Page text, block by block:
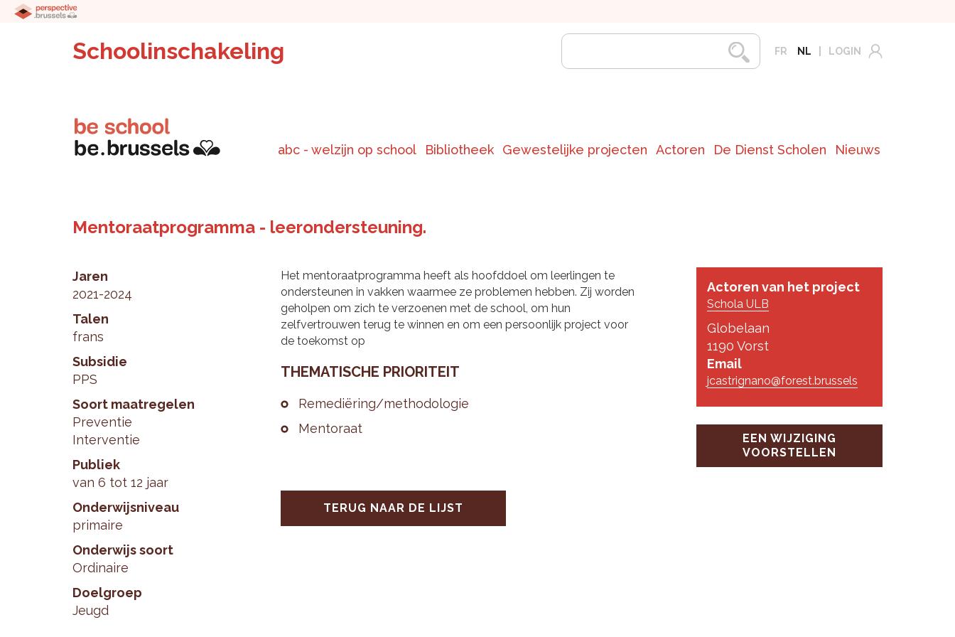
Schoolinschakeling FR NL LOGIN
abc - welzijn op school Bibliotheek Gewestelijke projecten Actoren De Dienst Scholen Nieuws
Mentoraatprogramma - leerondersteuning.
Jaren
2021-2024
Talen
frans
Subsidie
PPS
Soort maatregelen
Preventie
Interventie
Publiek
van 6 tot 12 jaar
Onderwijsniveau
primaire
Onderwijs soort
Ordinaire
Doelgroep
Jeugd
Actoren van het project
Schola ULB
Globelaan
1190 Vorst
Email
jcastrignano@forest.brussels
EEN WIJZIGING
VOORSTELLEN
Het mentoraatprogramma heeft als hoofddoel om leerlingen te
ondersteunen in vakken waarmee ze problemen hebben. Zij worden
geholpen om zich te verzoenen met de school, om hun
zelfvertrouwen terug te winnen en om een persoonlijk project voor
de toekomst op
THE­MA­TI­SCHE PRI­O­RI­TEIT
Re­me­diëring/me­tho­do­lo­gie
Men­to­raat
TERUG NAAR DE LIJST